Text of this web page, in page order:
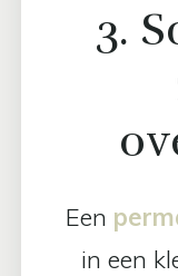
3.
Een
in een